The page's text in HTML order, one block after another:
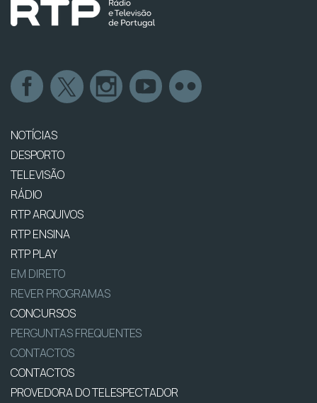
NOTÍCIAS
DESPORTO
TELEVISÃO
RÁDIO
RTP ARQUIVOS
RTP ENSINA
RTP PLAY
EM DIRETO
REVER PROGRAMAS
CONCURSOS
PERGUNTAS FREQUENTES
CONTACTOS
CONTACTOS
PROVEDORA DO TELESPECTADOR